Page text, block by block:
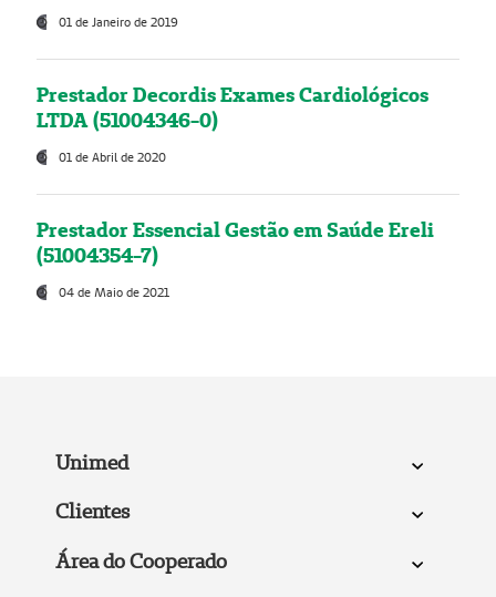
01 de Janeiro de 2019
Prestador Decordis Exames Cardiológicos
LTDA (51004346-0)
01 de Abril de 2020
Prestador Essencial Gestão em Saúde Ereli
(51004354-7)
04 de Maio de 2021
Unimed
Clientes
Área do Cooperado